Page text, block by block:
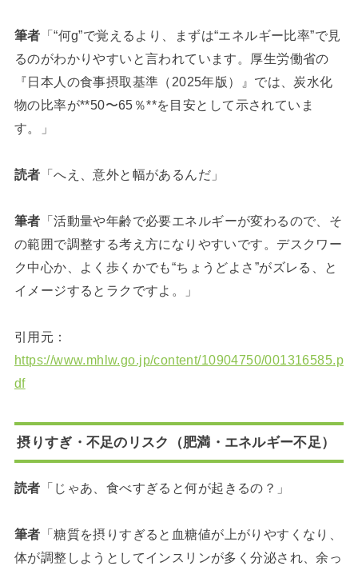
筆者 「“何g”で覚えるより、まずは“エネルギー比率”で見
るのがわかりやすいと言われています。厚生労働省の
『日本人の食事摂取基準（2025年版）』では、炭水化
物の比率が**50〜65％**を目安として示されていま
す。」
読者 「へえ、意外と幅があるんだ」
筆者 「活動量や年齢で必要エネルギーが変わるので、そ
の範囲で調整する考え方になりやすいです。デスクワー
ク中心か、よく歩くかでも“ちょうどよさ”がズレる、と
イメージするとラクですよ。」
引用元：
https://www.mhlw.go.jp/content/10904750/001316585.p
df
摂りすぎ・不足のリスク（肥満・エネルギー不足）
読者 「じゃあ、食べすぎると何が起きるの？」
筆者 「糖質を摂りすぎると血糖値が上がりやすくなり、
体が調整しようとしてインスリンが多く分泌され、余っ